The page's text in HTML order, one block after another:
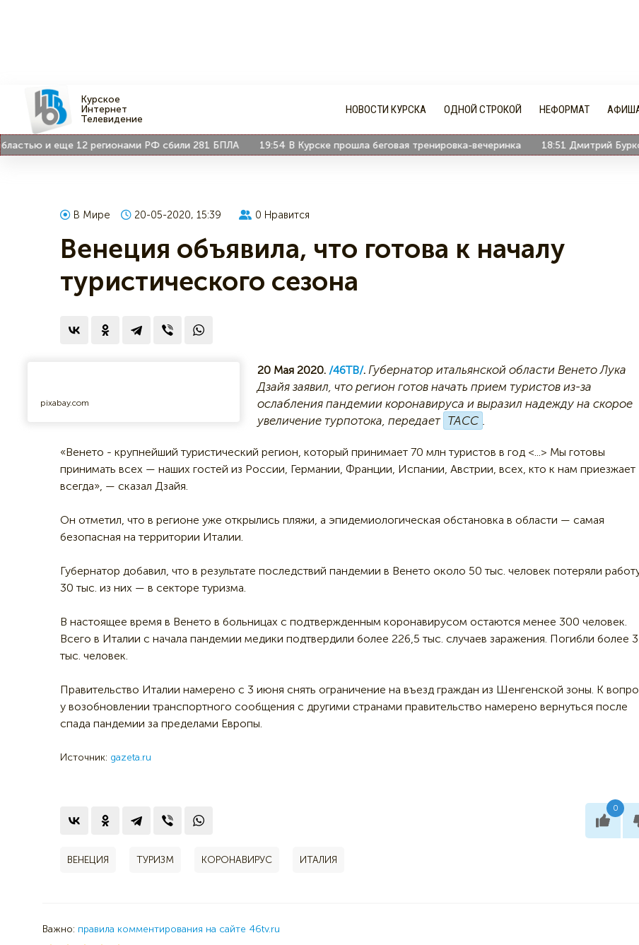
Курское
Интернет
Телевидение
НОВОСТИ КУРСКА ОДНОЙ СТРОКОЙ НЕФОРМАТ
и еще 12 регионами РФ сбили 281 БПЛА 19:54 В Курске прошла беговая тренировка-вечеринка 18:51 Дмитрий Бурко
В Мире 20-05-2020, 15:39 0 Нравится
Венеция объявила, что готова к началу
туристического сезона
pixabay.com
20 Мая 2020. /46ТВ/. Губернатор итальянской области Венето Лука
Дзайя заявил, что регион готов начать прием туристов из-за
ослабления пандемии коронавируса и выразил надежду на скорое
увеличение турпотока, передает ТАСС .
«Венето - крупнейший туристический регион, который принимает 70 млн туристов в год <...> Мы готовы
принимать всех — наших гостей из России, Германии, Франции, Испании, Австрии, всех, кто к нам приезжает
всегда», — сказал Дзайя.
Он отметил, что в регионе уже открылись пляжи, а эпидемиологическая обстановка в области — самая
безопасная на территории Италии.
Губернатор добавил, что в результате последствий пандемии в Венето около 50 тыс. человек потеряли
30 тыс. из них — в секторе туризма.
В настоящее время в Венето в больницах с подтвержденным коронавирусом остаются менее 300 человек.
Всего в Италии с начала пандемии медики подтвердили более 226,5 тыс. случаев заражения. Погибли более
тыс. человек.
Правительство Италии намерено с 3 июня снять ограничение на въезд граждан из Шенгенской зоны. К
у возобновлении транспортного сообщения с другими странами правительство намерено вернуться после
спада пандемии за пределами Европы.
Источник: gazeta.ru
0
ВЕНЕЦИЯ ТУРИЗМ КОРОНАВИРУС ИТАЛИЯ
Важно: правила комментирования на сайте 46tv.ru